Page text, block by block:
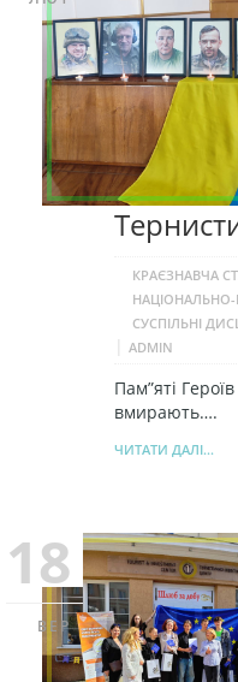
КРАЄЗНАВЧА
СУСПІЛЬНІ
ADMIN
Пам”яті
вмирають….
ЧИТАТИ ДАЛІ...
18
ВЕР